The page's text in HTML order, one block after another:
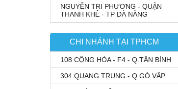
NGUYỄN TRI PHƯƠNG - QUẬN
THANH KHÊ - TP ĐÀ NẴNG
CHI NHÁNH TẠI TPHCM
108 CỘNG HÒA - F4 - Q.TÂN BÌNH
304 QUANG TRUNG - Q.GÒ VẤP